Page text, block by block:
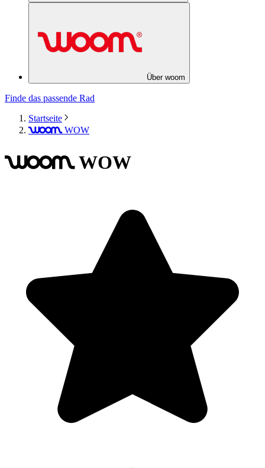
Über woom
Finde das passende Rad
Startseite
woom WOW
woom WOW